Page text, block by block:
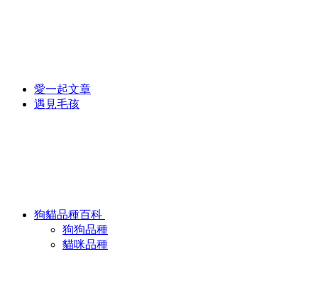
愛一起文章
遇見毛孩
狗貓品種百科
狗狗品種
貓咪品種